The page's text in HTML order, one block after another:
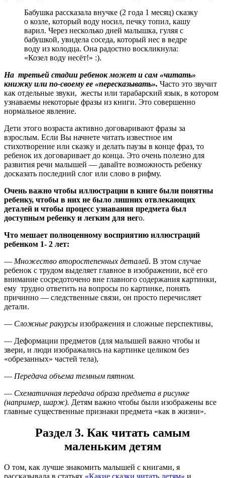
Бабушка рассказала внучке (2 года 1 месяц) сказку
о козле, который воду носил, печку топил, кашу
варил. Через несколько дней малышка, гуляя с
бабушкой, увидела соседа, который нес в ведре
воду из колодца. Она радостно воскликнула:
«Козел воду несёт!» :).
На третьей стадии ребенок может и сам «читать»
книжку или по-своему ее «пересказывать». Часто это звучит
как отдельные звуки, жесты или тарабарский язык, в котором
узнаваемы некоторые фразы из книги. Это совершенно
нормальное явление.
Дети этого возраста активно договаривают фразы за
взрослым. Если Вы начнете читать известное им
стихотворение или сказку и делать паузы в конце фраз, то
ребенок их договаривает до конца. Это очень полезно для
развития речи малышей — давайте возможность ребенку
досказать последний слог или слово в рифму.
Очень важно чтобы иллюстрации в книге были понятны
ребенку, чтобы в них не было лишних отвлекающих
деталей и чтобы процесс узнавания предмета был
доступным ребенку и легким для него.
Что мешает полноценному восприятию иллюстраций
ребенком 1- 2 лет:
— Множество второстепенных деталей. В этом случае
ребенок с трудом выделяет главное в изображении, всё его
внимание сосредоточено вне главного содержания картинки,
ему трудно ответить на вопросы по картинке, понять
причинно — следственные связи, он просто перечисляет
детали.
— Сложные ракурсы изображения и сложные перспективы,
— Деформации предметов (для малышей важно чтобы и
звери, и люди изображались на картинке целиком без
«обрезанных» частей тела),
— Передача объема темным пятном.
— Схематичная передача образа предмета в рисунке
(например, шарж). Детям важно чтобы были изображены все
главные существенные признаки предмета «как в жизни».
Раздел 3. Как читать самым
маленьким детям
О том, как лучше знакомить малышей с книгами, я